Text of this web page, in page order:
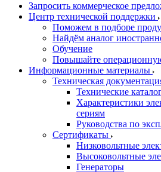
Запросить коммерческое
Центр технической поддержки
Поможем в подборе
Найдём аналог
Обучение
Повышайте
Информационные материалы
Техническая
Технические
Характеристики
сериям
Руководства по
Сертификаты
Низковольтные
Высоковольтные
Генераторы